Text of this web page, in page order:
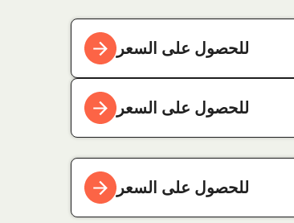
للحصول على السعر
للحصول على السعر
للحصول على السعر